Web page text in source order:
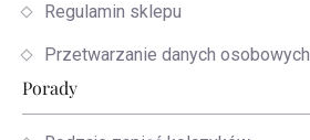
Regulamin sklepu
Przetwarzanie danych osobowych
Porady